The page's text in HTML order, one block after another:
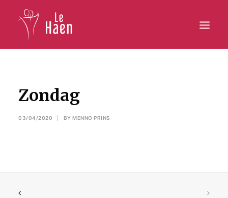
Lesaanbod
Activiteiten
Zondag
03/04/2020 BY MENNO PRINS